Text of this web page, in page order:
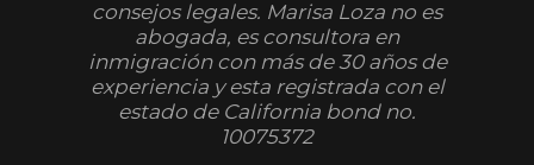
consejos legales. Marisa Loza no es
abogada, es consultora en
inmigración con más de 30 años de
experiencia y esta registrada con el
estado de California bond no.
10075372